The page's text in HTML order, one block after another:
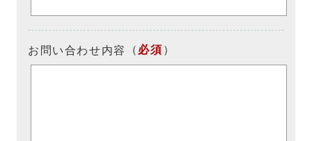
お問い合わせ内容 （ 必須 ）